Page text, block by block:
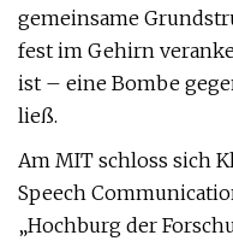
gemeinsame
fest im Gehirn
ist – eine Bombe
ließ.
Am MIT schloss sich
Speech
„Hochburg der